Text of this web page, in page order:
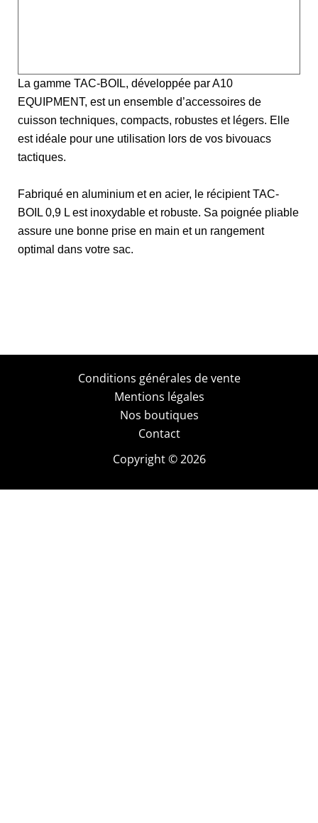
La gamme TAC-BOIL, développée par A10
EQUIPMENT, est un ensemble d’accessoires de
cuisson techniques, compacts, robustes et légers. Elle
est idéale pour une utilisation lors de vos bivouacs
tactiques.
Fabriqué en aluminium et en acier, le récipient TAC-
BOIL 0,9 L est inoxydable et robuste. Sa poignée pliable
assure une bonne prise en main et un rangement
optimal dans votre sac.
Conditions générales de vente
Mentions légales
Nos boutiques
Contact
Copyright © 2026